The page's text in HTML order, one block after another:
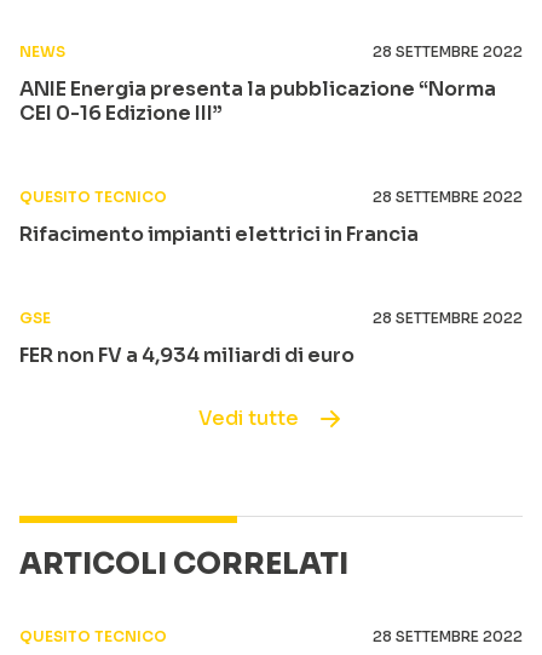
NEWS 28 SETTEMBRE 2022
ANIE Energia presenta la pubblicazione “Norma
CEI 0-16 Edizione III”
QUESITO TECNICO 28 SETTEMBRE 2022
Rifacimento impianti elettrici in Francia
GSE 28 SETTEMBRE 2022
FER non FV a 4,934 miliardi di euro
Vedi tutte
ARTICOLI CORRELATI
QUESITO TECNICO 28 SETTEMBRE 2022